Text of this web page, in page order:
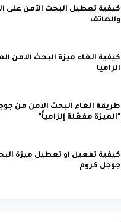
كيفية تعطيل البحث الآمن على
والهاتف
كيفية الغاء ميزة البحث الامن
الزاميا
طريقة إلغاء البحث الآمن من
"الميزة مفعّلة إلزامياً"
كيفية تفعيل او تعطيل ميزة
جوجل كروم